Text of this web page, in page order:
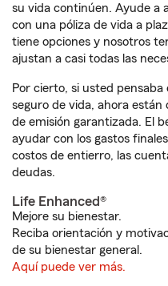
su vida continúen. Ayude a
con una póliza de vida a
tiene opciones y nosotros
ajustan a casi todas las
Por cierto, si usted
seguro de vida, ahora están
de emisión garantizada. El
ayudar con los gastos
costos de entierro, las
deudas.
Life Enhanced®
Mejore su bienestar.
Reciba orientación y
de su bienestar general.
Aquí puede ver más.